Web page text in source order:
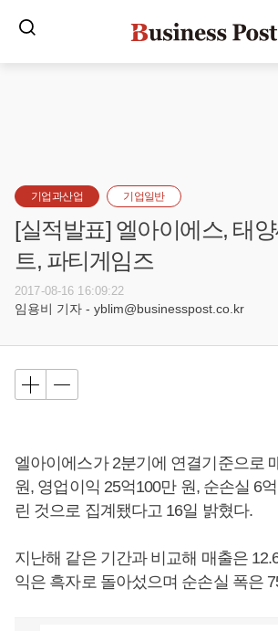
기업과산업 기업일반
[실적발표] 엘아이에스, 태
트, 파티게임즈
2017-08-16 16:09:22
임용비 기자 - yblim@businesspost.co.kr
엘아이에스가 2분기에 연결기준으로
원, 영업이익 25억100만 원, 순손실 6
린 것으로 집계됐다고 16일 밝혔다.
지난해 같은 기간과 비교해 매출은
익은 흑자로 돌아섰으며 순손실 폭은